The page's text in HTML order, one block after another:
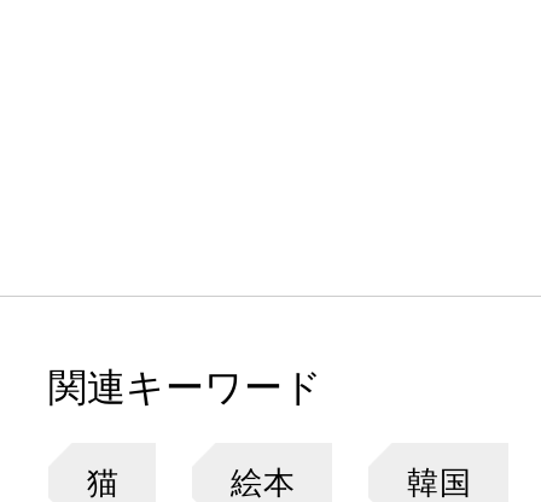
関連キーワード
猫 絵本 韓国